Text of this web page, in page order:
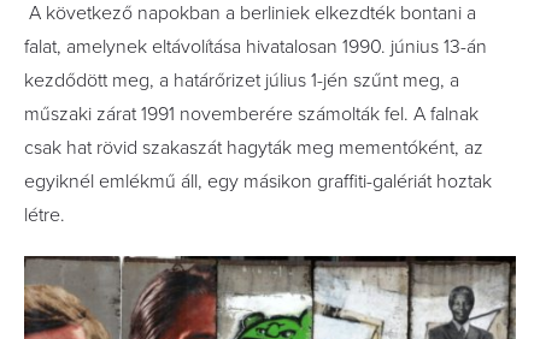
A következő napokban a berliniek elkezdték bontani a
falat, amelynek eltávolítása hivatalosan 1990. június 13-án
kezdődött meg, a határőrizet július 1-jén szűnt meg, a
műszaki zárat 1991 novemberére számolták fel. A falnak
csak hat rövid szakaszát hagyták meg mementóként, az
egyiknél emlékmű áll, egy másikon graffiti-galériát hoztak
létre.